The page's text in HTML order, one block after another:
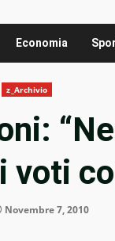
Economia
z_Archivio
voti
Novembre 7, 2010